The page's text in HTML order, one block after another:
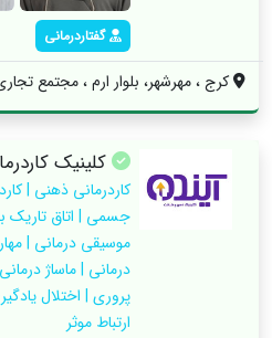
گفتاردرمانی
کرج ، مهرشهر، بلوار ارم ، مجتمع
کلینیک
کاردرمانی ذهنی |
جسمی | اتاق تاریک
موسیقی درمانی |
درمانی | ماساژ
پروری | اختلال
ارتباط موثر